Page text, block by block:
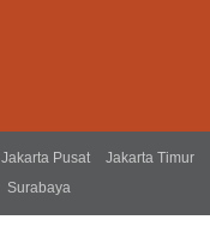
Jakarta Pusat
Jakarta Timur
Surabaya